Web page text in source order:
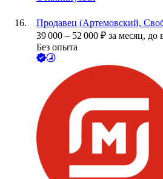
Продавец (Артемовский,
39 000 – 52 000 ₽ за месяц, до
Без опыта